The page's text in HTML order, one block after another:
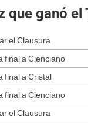
que ganó el
el Clausura
final a Cienciano
final a Cristal
final a Cienciano
el Clausura